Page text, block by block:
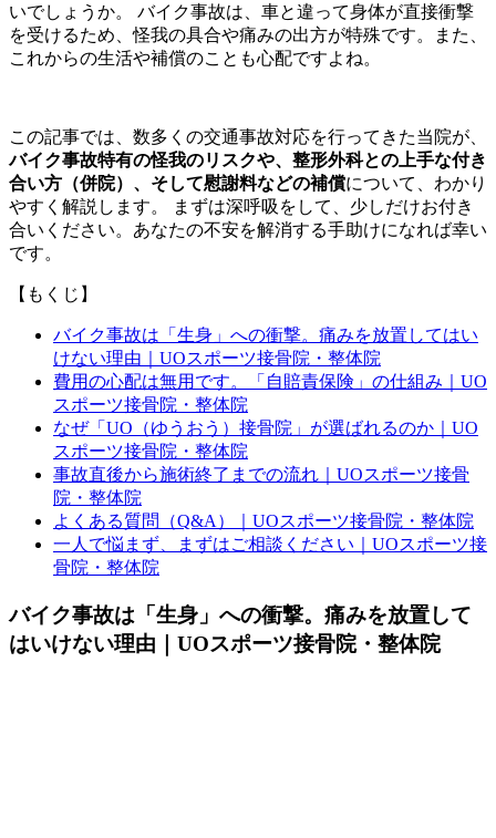
いでしょうか。 バイク事故は、車と違って身体が直接衝撃
を受けるため、怪我の具合や痛みの出方が特殊です。また、
これからの生活や補償のことも心配ですよね。
この記事では、数多くの交通事故対応を行ってきた当院が、
バイク事故特有の怪我のリスクや、整形外科との上手な付き
合い方（併院）、そして慰謝料などの補償について、わかり
やすく解説します。 まずは深呼吸をして、少しだけお付き
合いください。あなたの不安を解消する手助けになれば幸い
です。
【もくじ】
バイク事故は「生身」への衝撃。痛みを放置してはい
けない理由｜UOスポーツ接骨院・整体院
費用の心配は無用です。「自賠責保険」の仕組み｜UO
スポーツ接骨院・整体院
なぜ「UO（ゆうおう）接骨院」が選ばれるのか｜UO
スポーツ接骨院・整体院
事故直後から施術終了までの流れ｜UOスポーツ接骨
院・整体院
よくある質問（Q&A）｜UOスポーツ接骨院・整体院
一人で悩まず、まずはご相談ください｜UOスポーツ接
骨院・整体院
バイク事故は「生身」への衝撃。痛みを放置して
はいけない理由｜UOスポーツ接骨院・整体院